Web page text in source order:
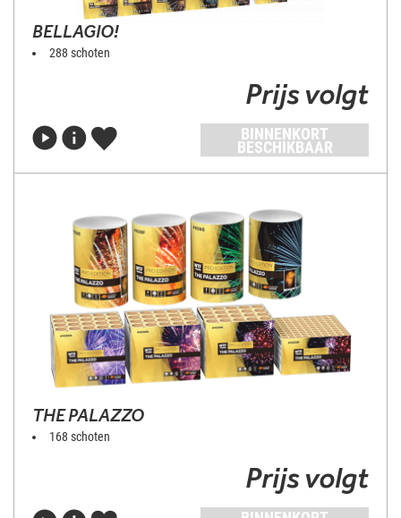
BELLAGIO!
288 schoten
Prijs volgt
BINNENKORT
BESCHIKBAAR
THE PALAZZO
168 schoten
Prijs volgt